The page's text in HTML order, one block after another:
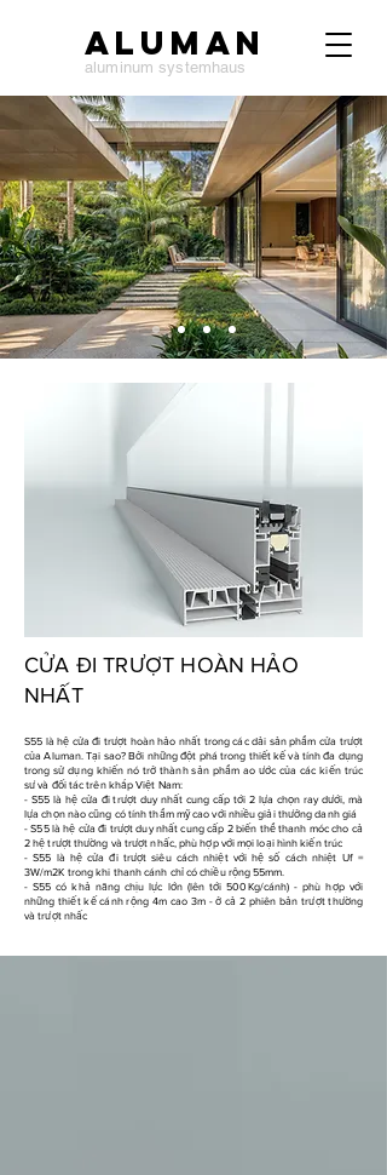
ALUMAN
aluminum systemhaus
CỬA ĐI TRƯỢT HOÀN HẢO
NHẤT
S55 là hệ cửa đi trượt hoàn hảo nhất trong các dải sản phẩm cửa trượt
của Aluman. Tại sao? Bởi những đột phá trong thiết kế và tính đa dụng
trong sử dụng khiến nó trở thành sản phẩm ao ước của các kiến trúc
sư và đối tác trên khắp Việt Nam:
- S55 là hệ cửa đi trượt duy nhất cung cấp tới 2 lựa chọn ray dưới, mà
lựa chọn nào cũng có tính thẩm mỹ cao với nhiều giải thưởng danh giá
- S55 là hệ cửa đi trượt duy nhất cung cấp 2 biến thể thanh móc cho cả
2 hệ trượt thường và trượt nhấc, phù hợp với mọi loại hình kiến trúc
- S55 là hệ cửa đi trượt siêu cách nhiệt với hệ số cách nhiệt Uf =
3W/m2K trong khi thanh cánh chỉ có chiều rộng 55mm.
- S55 có khả năng chịu lực lớn (lên tới 500Kg/cánh) - phù hợp với
những thiết kế cánh rộng 4m cao 3m - ở cả 2 phiên bản trượt thường
và trượt nhấc